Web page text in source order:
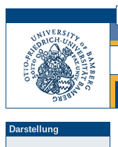
Darstellung